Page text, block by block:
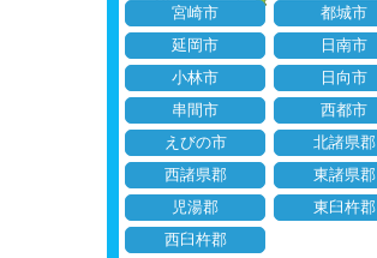
宮崎市
都城市
延岡市
日南市
小林市
日向市
串間市
西都市
えびの市
北諸県郡
西諸県郡
東諸県郡
児湯郡
東臼杵郡
西臼杵郡